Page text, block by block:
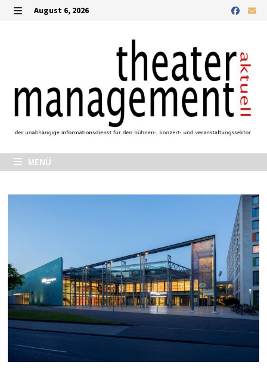
August 6, 2026
MENÜ